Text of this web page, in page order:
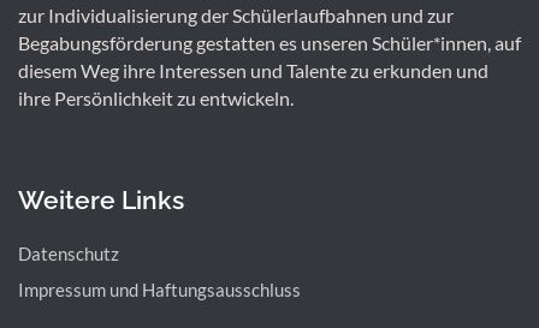
zur Individualisierung der Schülerlaufbahnen und zur
Begabungsförderung gestatten es unseren Schüler*innen, auf
diesem Weg ihre Interessen und Talente zu erkunden und
ihre Persönlichkeit zu entwickeln.
Weitere Links
Datenschutz
Impressum und Haftungsausschluss